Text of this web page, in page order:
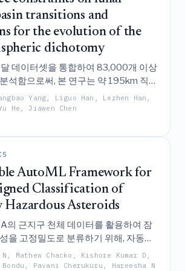
transitions and
for the evolution of the
dichotomy
데이터셋을 통합하여 83,000개 이상
석함으로써, 본 연구는 약 195km 직경
중 소스 지구물리적 전이를 식별하며,
단순히 형태학적 분류를 재정의하는
의 달의 열 구조 및 조성에 존재하는 반
게 샘플링하고 변형했는지를 밝혀낸
Yang, Liguo Han, Lezhen Han,
He, Jiawen Chen
AutoML Framework for
Classification of
Asteroids
의 근지구 천체 데이터를 활용하여 잠
을 고정밀도로 분류하기 위해, 자동화
한 PyCaret, 견고성을 위한 시계열 검
가능성을 위한 SHAP 분석을 활용하는
N, Mathew Chacko, Kishore Kumar D,
Pavani Cherukuru, Hareesha N